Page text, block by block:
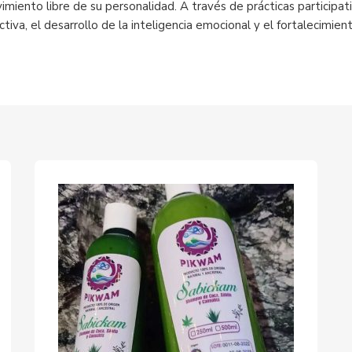
libre de su personalidad. A través de prácticas
el desarrollo de la inteligencia emocional y el